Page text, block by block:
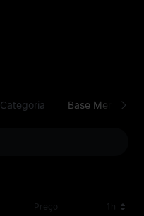
Categoria Base Meme
Preço 1h